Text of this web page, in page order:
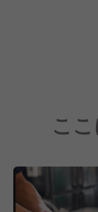
・20代店長、
こ